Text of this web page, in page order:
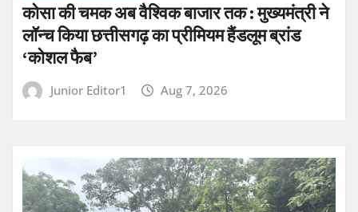
कोसा की चमक अब वैश्विक बाजार तक : मुख्यमंत्री ने
लॉन्च किया छत्तीसगढ़ का प्रीमियम हैंडलूम ब्रांड
‘कोशल फैब’
Junior Editor1 Aug 7, 2026